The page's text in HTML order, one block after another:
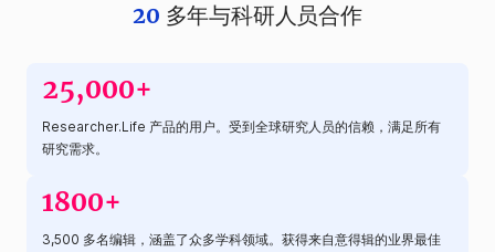
20 多年与科研人员合作
25,000+
Researcher.Life 产品的用户。受到全球研究人员的信赖，满足所有
研究需求。
1800+
3,500 多名编辑，涵盖了众多学科领域。获得来自意得辑的业界最佳